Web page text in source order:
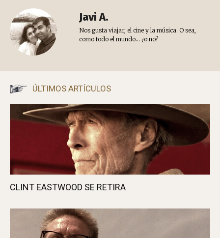
Javi A.
Nos gusta viajar, el cine y la música. O sea,
como todo el mundo... ¿o no?
ÚLTIMOS ARTÍCULOS
CLINT EASTWOOD SE RETIRA